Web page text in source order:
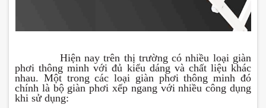
Hiện nay trên thị trường có nhiều loại giàn
phơi thông minh với đủ kiểu dáng và chất liệu khác
nhau. Một trong các loại giàn phơi thông minh đó
chính là bộ giàn phơi xếp ngang với nhiều công dụng
khi sử dụng: